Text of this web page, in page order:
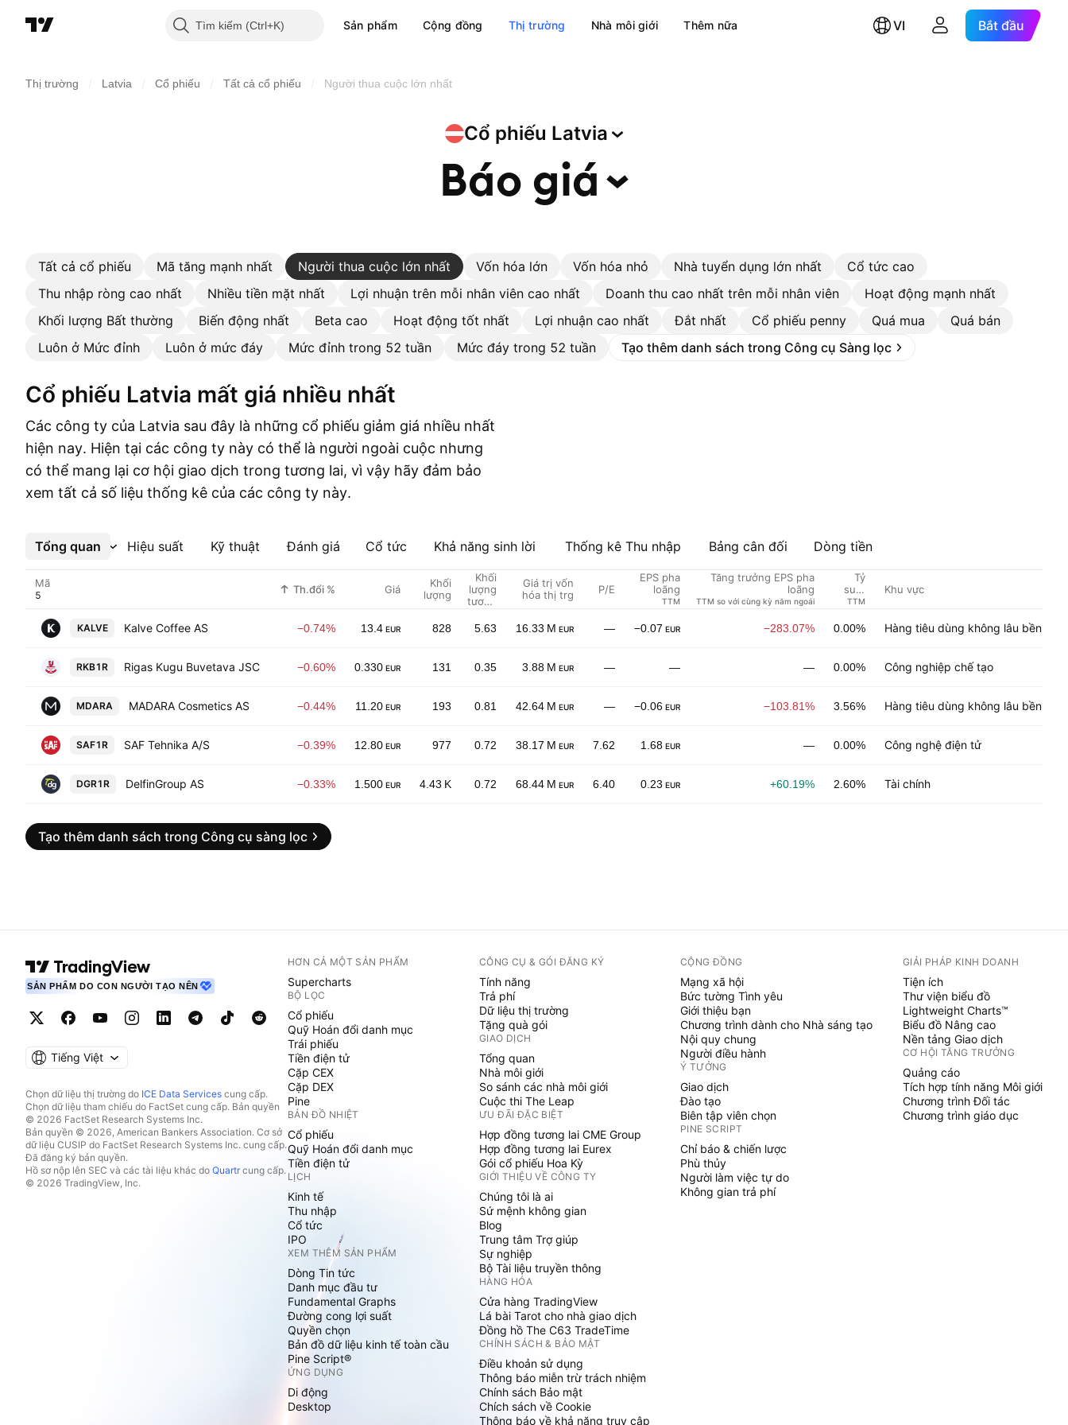
Tìm kiếm Sản phẩm Cộng đồng Thị trường Nhà môi giới Thêm nữa VI Bắt đầu
Thị trường Latvia Cổ phiếu Tất cả cổ phiếu Người thua cuộc lớn nhất
Cổ phiếu Latvia
Báo giá
Tất cả cổ phiếu Mã tăng mạnh nhất Người thua cuộc lớn nhất Vốn hóa lớn Vốn hóa nhỏ Nhà tuyển dụng lớn nhất
Cổ tức cao
Thu nhập ròng cao nhất
Nhiều tiền mặt nhất Lợi nhuận trên mỗi nhân viên cao nhất Doanh thu cao nhất trên mỗi nhân viên
Hoạt động mạnh nhất
Khối lượng Bất thường
Biến động nhất Beta cao Hoạt động tốt nhất Lợi nhuận cao nhất Đắt nhất Cổ phiếu penny Quá mua
Quá bán
Luôn ở Mức đỉnh
Luôn ở mức đáy Mức đỉnh trong 52 tuần Mức đáy trong 52 tuần Tạo thêm danh sách trong Công cụ Sàng lọc
Cổ phiếu Latvia mất giá nhiều nhất
Các công ty của Latvia sau đây là những cổ phiếu giảm giá nhiều nhất
hiện nay. Hiện tại các công ty này có thể là người ngoài cuộc nhưng
có thể mang lại cơ hội giao dịch trong tương lai, vì vậy hãy đảm bảo
xem tất cả số liệu thống kê của các công ty này.
Tổng quan Hiệu suất Kỹ thuật Đánh giá Cổ tức Khả năng sinh lời Thống kê Thu nhập Bảng cân đối Dòng tiền
Xem thêm
Mã Th.đổi % Giá
Khối
lượng
Khối
lượng
tương
Giá trị vốn
hóa thị trg
P/E
EPS pha
loãng
TTM
Tăng trưởng EPS pha
loãng
TTM so với cùng kỳ năm ngoái
Tỷ
suất
cổ
TTM
Khu vực
KALVE Kalve Coffee AS −0.74% 13.4 EUR 828 5.63 16.33 M EUR — −0.07 EUR −283.07% 0.00% Hàng tiêu dùng không lâu bền
RKB1R Rigas Kugu Buvetava JSC −0.60% 0.330 EUR 131 0.35 3.88 M EUR — — — 0.00% Công nghiệp chế tạo
MDARA MADARA Cosmetics AS −0.44% 11.20 EUR 193 0.81 42.64 M EUR — −0.06 EUR −103.81% 3.56% Hàng tiêu dùng không lâu bền
SAF1R SAF Tehnika A/S −0.39% 12.80 EUR 977 0.72 38.17 M EUR 7.62 1.68 EUR — 0.00% Công nghệ điện tử
DGR1R DelfinGroup AS −0.33% 1.500 EUR 4.43 K 0.72 68.44 M EUR 6.40 0.23 EUR +60.19% 2.60% Tài chính
Tạo thêm danh sách trong Công cụ sàng lọc
SẢN PHẨM DO CON NGƯỜI TẠO NÊN
Tiếng Việt
Chọn dữ liệu thị trường do ICE Data Services cung cấp.
Chọn dữ liệu tham chiếu do FactSet cung cấp. Bản quyền
© 2026 FactSet Research Systems Inc.
Bản quyền © 2026, American Bankers Association. Cơ sở
dữ liệu CUSIP do FactSet Research Systems Inc. cung cấp.
Đã đăng ký bản quyền.
Hồ sơ nộp lên SEC và các tài liệu khác do Quartrcung cấp.
© 2026 TradingView, Inc.
HƠN CẢ MỘT SẢN PHẨM
Supercharts
BỘ LỌC
Cổ phiếu
Quỹ Hoán đổi danh mục
Trái phiếu
Tiền điện tử
Cặp CEX
Cặp DEX
Pine
BẢN ĐỒ NHIỆT
Cổ phiếu
Quỹ Hoán đổi danh mục
Tiền điện tử
LỊCH
Kinh tế
Thu nhập
Cổ tức
IPO
XEM THÊM SẢN PHẨM
Dòng Tin tức
Danh mục đầu tư
Fundamental Graphs
Đường cong lợi suất
Quyền chọn
Bản đồ dữ liệu kinh tế toàn cầu
Pine Script®
ỨNG DỤNG
Di động
Desktop
CÔNG CỤ & GÓI ĐĂNG KÝ
Tính năng
Trả phí
Dữ liệu thị trường
Tặng quà gói
GIAO DỊCH
Tổng quan
Nhà môi giới
So sánh các nhà môi giới
Cuộc thi The Leap
ƯU ĐÃI ĐẶC BIỆT
Hợp đồng tương lai CME Group
Hợp đồng tương lai Eurex
Gói cổ phiếu Hoa Kỳ
GIỚI THIỆU VỀ CÔNG TY
Chúng tôi là ai
Sứ mệnh không gian
Blog
Trung tâm Trợ giúp
Sự nghiệp
Bộ Tài liệu truyền thông
HÀNG HÓA
Cửa hàng TradingView
Lá bài Tarot cho nhà giao dịch
Đồng hồ The C63 TradeTime
CHÍNH SÁCH & BẢO MẬT
Điều khoản sử dụng
Thông báo miễn trừ trách nhiệm
Chính sách Bảo mật
Chích sách về Cookie
Thông báo về khả năng truy cập
CỘNG ĐỒNG
Mạng xã hội
Bức tường Tình yêu
Giới thiệu bạn
Chương trình dành cho Nhà sáng tạo
Nội quy chung
Người điều hành
Ý TƯỞNG
Giao dịch
Đào tạo
Biên tập viên chọn
PINE SCRIPT
Chỉ báo & chiến lược
Phù thủy
Người làm việc tự do
Không gian trả phí
GIẢI PHÁP KINH DOANH
Tiện ích
Thư viện biểu đồ
Lightweight Charts™
Biểu đồ Nâng cao
Nền tảng Giao dịch
CƠ HỘI TĂNG TRƯỞNG
Quảng cáo
Tích hợp tính năng Môi giới
Chương trình Đối tác
Chương trình giáo dục